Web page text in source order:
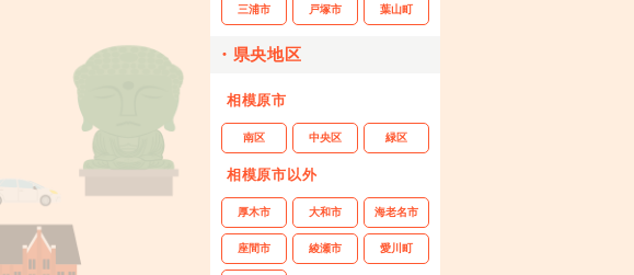
三浦市 戸塚市 葉山町
・県央地区
相模原市
南区 中央区 緑区
相模原市以外
厚木市 大和市 海老名市
座間市 綾瀬市 愛川町